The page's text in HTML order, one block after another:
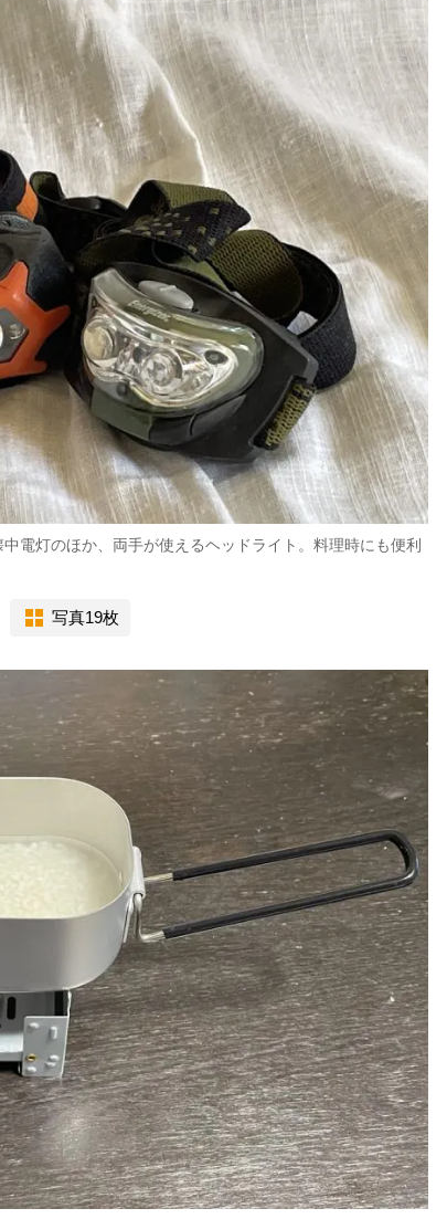
電灯のほか、両手が使えるヘッドライト。料理時にも便利
写真19枚